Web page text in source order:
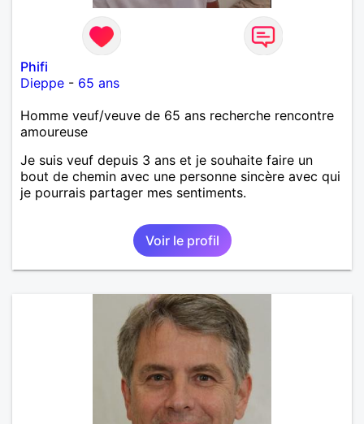
Phifi
Dieppe - 65 ans
Homme veuf/veuve de 65 ans recherche rencontre
amoureuse
Je suis veuf depuis 3 ans et je souhaite faire un
bout de chemin avec une personne sincère avec qui
je pourrais partager mes sentiments.
Voir le profil